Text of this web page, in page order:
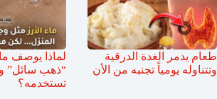
طعام يدمر الغدة الدرقية
وتتناوله يومياً تجنبه من الأن
لماذا يوصف
“ذهب سائل”
تستخدمه؟